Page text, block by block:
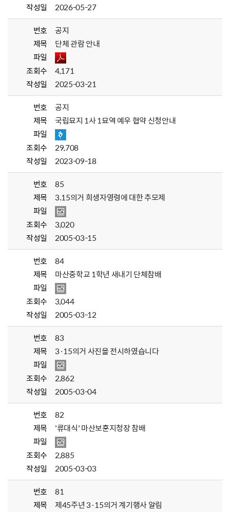
작성일
2026-05-27
번호
공지
제목
단체 관람 안내
파일
조회수
4,171
작성일
2025-03-21
번호
공지
제목
국립묘지 1사 1묘역 예우 협약 신청안내
파일
조회수
29,708
작성일
2023-09-18
번호
85
제목
3.15의거 희생자영령에 대한 추모제
파일
조회수
3,020
작성일
2005-03-15
번호
84
제목
마산중학교 1학년 새내기 단체참배
파일
조회수
3,044
작성일
2005-03-12
번호
83
제목
3·15의거 사진을 전시하였습니다
파일
조회수
2,862
작성일
2005-03-04
번호
82
제목
'류대식' 마산보훈지청장 참배
파일
조회수
2,885
작성일
2005-03-03
번호
81
제목
제45주년 3·15의거 계기행사 알림